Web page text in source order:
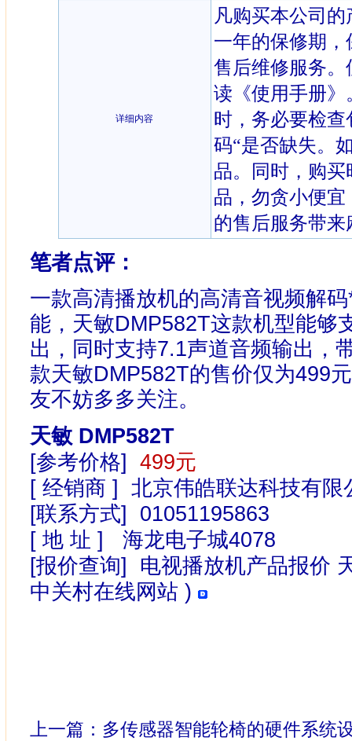
详细内容
凡购买本公司
一年的保修期
售后维修服务
读《使用手册
时，务必要检查
码“是否缺失。
品。同时，购
品，勿贪小便
的售后服务带
笔者点评：
一款高清播放机的高清音视频解
能，天敏DMP582T这款机型能够
出，同时支持7.1声道音频输出，
款天敏DMP582T的售价仅为499
友不妨多多关注。
天敏 DMP582T
[参考价格] 499元
[ 经销商 ] 北京伟皓联达科技有
[联系方式] 01051195863
[ 地 址 ] 海龙电子城4078
[报价查询] 电视播放机产品报价
中关村在线网站 )
上一篇： 多传感器智能轮椅的硬件系统